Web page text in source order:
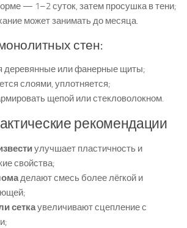
— 1–2 суток, затем просушка в тени;
может занимать до месяца.
стен:
деревянные или фанерные щиты;
слоями, уплотняется;
щепой или стекловолокном.
рекомендации
улучшает пластичность и
свойства;
делают смесь более лёгкой и
сеткаувеличивают сцепление с